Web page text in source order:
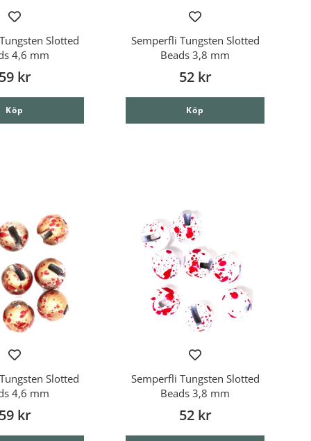
Slotted
4,6 mm
kr
Köp
Semperfli Tungsten Slotted
Beads 3,8 mm
52 kr
Köp
Slotted
4,6 mm
kr
Semperfli Tungsten Slotted
Beads 3,8 mm
52 kr